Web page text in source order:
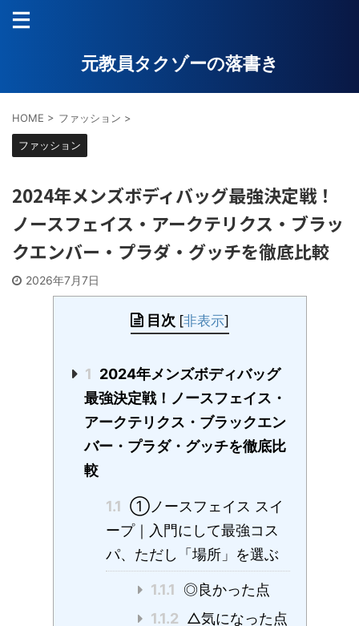
元教員タクゾーの落書き
HOME > ファッション >
ファッション
2024年メンズボディバッグ最強決定戦！
ノースフェイス・アークテリクス・ブラッ
クエンバー・プラダ・グッチを徹底比較
2026年7月7日
目次 [非表示]
1 2024年メンズボディバッグ
最強決定戦！ノースフェイス・
アークテリクス・ブラックエン
バー・プラダ・グッチを徹底比
較
1.1 ①ノースフェイス スイ
ープ｜入門にして最強コス
パ、ただし「場所」を選ぶ
1.1.1
◎良かった点
1.1.2 △気になった点